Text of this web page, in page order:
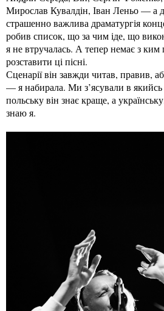
Мирослав Кувалдін, Іван Леньо — а
страшенно важлива драматургія
робив список, що за чим іде, що
я не втручалась. А тепер немає з ким
розставити ці пісні.
Сценарії він завжди читав, правив,
— я набирала. Ми з’ясували в
польську він знає краще, а
знаю я.